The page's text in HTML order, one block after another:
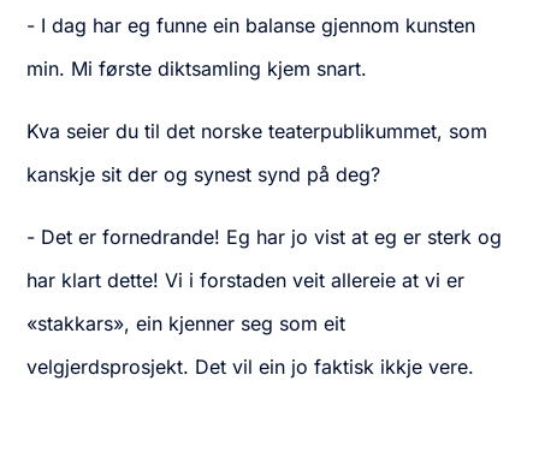
- I dag har eg funne ein balanse gjennom kunsten
min. Mi første diktsamling kjem snart.
Kva seier du til det norske teaterpublikummet, som
kanskje sit der og synest synd på deg?
- Det er fornedrande! Eg har jo vist at eg er sterk og
har klart dette! Vi i forstaden veit allereie at vi er
«stakkars», ein kjenner seg som eit
velgjerdsprosjekt. Det vil ein jo faktisk ikkje vere.